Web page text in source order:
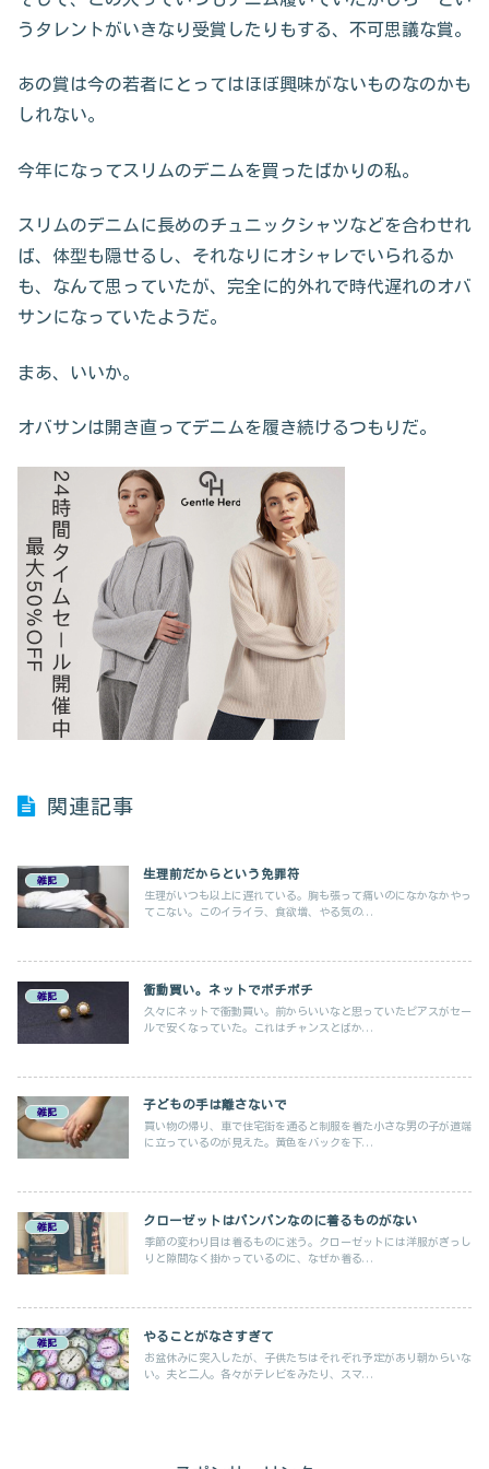
うタレントがいきなり受賞したりもする、不可思議な賞。
あの賞は今の若者にとってはほぼ興味がないものなのかも
しれない。
今年になってスリムのデニムを買ったばかりの私。
スリムのデニムに長めのチュニックシャツなどを合わせれ
ば、体型も隠せるし、それなりにオシャレでいられるか
も、なんて思っていたが、完全に的外れで時代遅れのオバ
サンになっていたようだ。
まあ、いいか。
オバサンは開き直ってデニムを履き続けるつもりだ。
関連記事
雑記
生理前だからという免罪符
生理がいつも以上に遅れている。胸も張って痛いのになかなかやっ
てこない。このイライラ、食欲増、やる気の...
雑記
衝動買い。ネットでポチポチ
久々にネットで衝動買い。前からいいなと思っていたピアスがセー
ルで安くなっていた。これはチャンスとばか...
雑記
子どもの手は離さないで
買い物の帰り、車で住宅街を通ると制服を着た小さな男の子が道端
に立っているのが見えた。黄色をバックを下...
雑記
クローゼットはパンパンなのに着るものがない
季節の変わり目は着るものに迷う。クローゼットには洋服がぎっし
りと隙間なく掛かっているのに、なぜか着る...
雑記
やることがなさすぎて
お盆休みに突入したが、子供たちはそれぞれ予定があり朝からいな
い。夫と二人。各々がテレビをみたり、スマ...